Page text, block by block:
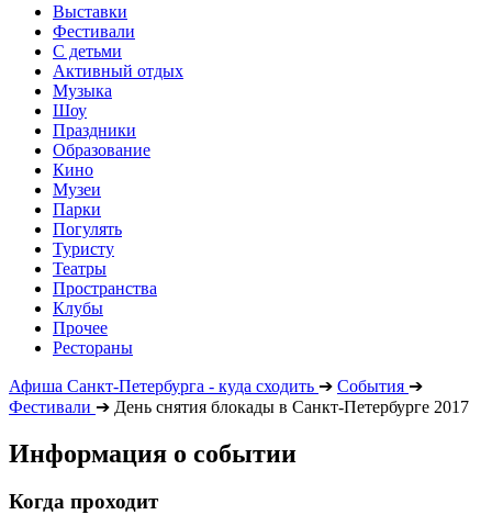
Выставки
Фестивали
С детьми
Активный отдых
Музыка
Шоу
Праздники
Образование
Кино
Музеи
Парки
Погулять
Туристу
Театры
Пространства
Клубы
Прочее
Рестораны
Афиша Санкт-Петербурга - куда сходить ➔ События ➔
Фестивали ➔ День снятия блокады в Санкт-Петербурге 2017
Информация о событии
Когда проходит